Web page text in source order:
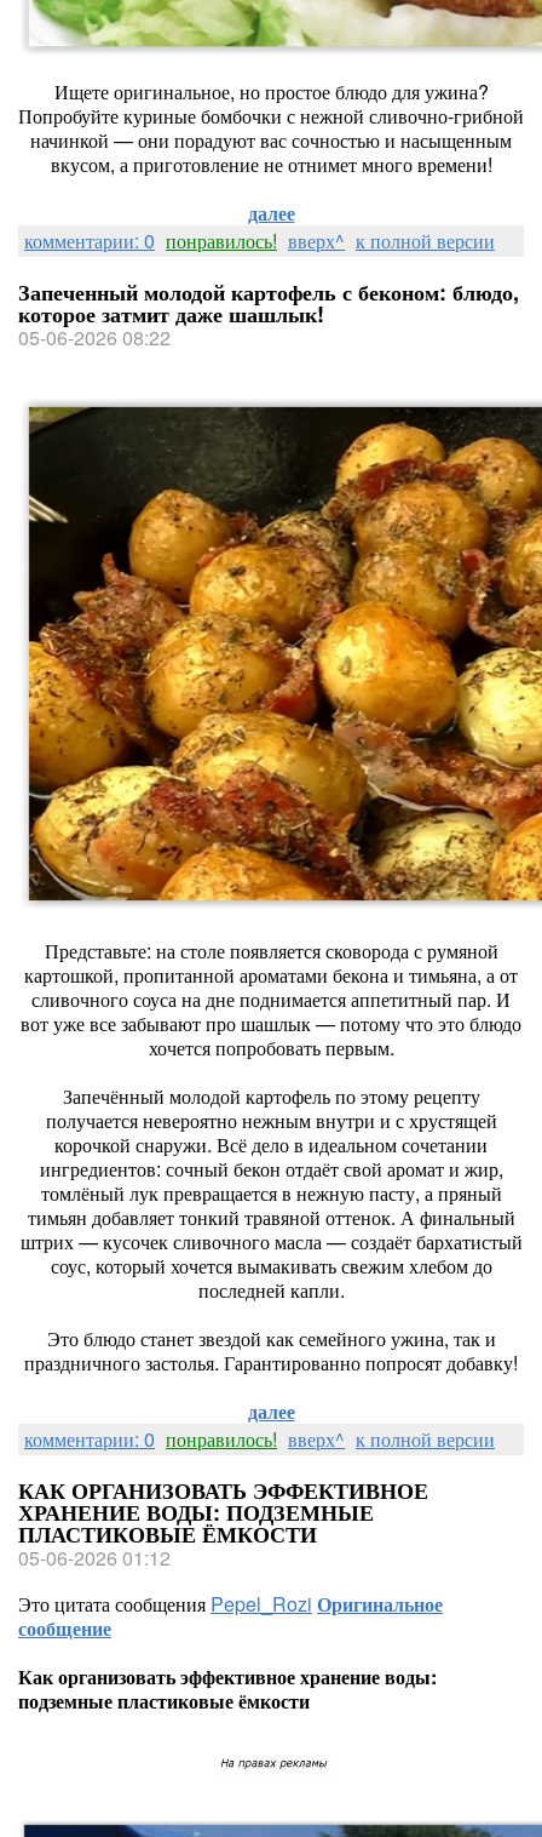
Ищете оригинальное, но простое блюдо для ужина?
Попробуйте куриные бомбочки с нежной сливочно‑грибной
начинкой — они порадуют вас сочностью и насыщенным
вкусом, а приготовление не отнимет много времени!
далее
комментарии: 0 понравилось! вверх^ к полной версии
Запеченный молодой картофель с беконом: блюдо,
которое затмит даже шашлык!
05-06-2026 08:22
Представьте: на столе появляется сковорода с румяной
картошкой, пропитанной ароматами бекона и тимьяна, а от
сливочного соуса на дне поднимается аппетитный пар. И
вот уже все забывают про шашлык — потому что это блюдо
хочется попробовать первым.
Запечённый молодой картофель по этому рецепту
получается невероятно нежным внутри и с хрустящей
корочкой снаружи. Всё дело в идеальном сочетании
ингредиентов: сочный бекон отдаёт свой аромат и жир,
томлёный лук превращается в нежную пасту, а пряный
тимьян добавляет тонкий травяной оттенок. А финальный
штрих — кусочек сливочного масла — создаёт бархатистый
соус, который хочется вымакивать свежим хлебом до
последней капли.
Это блюдо станет звездой как семейного ужина, так и
праздничного застолья. Гарантированно попросят добавку!
далее
комментарии: 0 понравилось! вверх^ к полной версии
КАК ОРГАНИЗОВАТЬ ЭФФЕКТИВНОЕ
ХРАНЕНИЕ ВОДЫ: ПОДЗЕМНЫЕ
ПЛАСТИКОВЫЕ ЁМКОСТИ
05-06-2026 01:12
Это цитата сообщения Pepel_Rozi Оригинальное
сообщение
Как организовать эффективное хранение воды:
подземные пластиковые ёмкости